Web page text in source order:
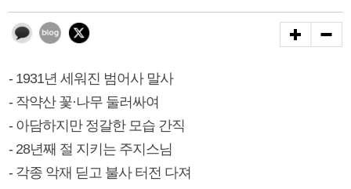
- 1931년 세워진 범어사 말사
- 작약산 꽃·나무 둘러싸여
- 아담하지만 정갈한 모습 간직
- 28년째 절 지키는 주지스님
- 각종 악재 딛고 불사 터전 다져